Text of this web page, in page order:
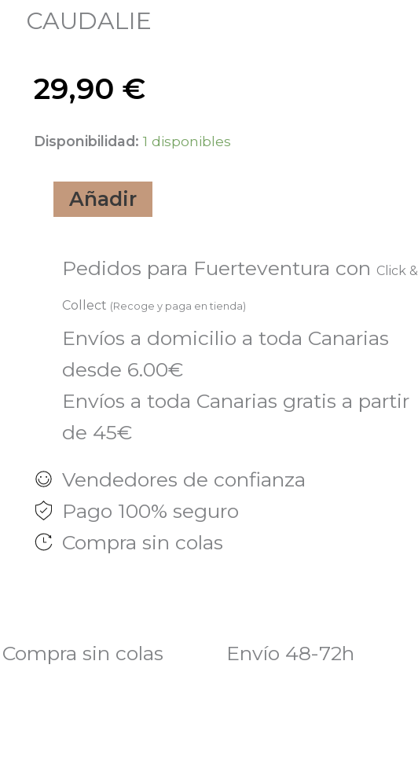
CAUDALIE
29,90 €
Disponibilidad: 1 disponibles
VINOSCULPT
CORPORAL
250ML
CAUDALIE
cantidad
Añadir
Pedidos para Fuerteventura con Click &
Collect (Recoge y paga en tienda)
Envíos a domicilio a toda Canarias
desde 6.00€
Envíos a toda Canarias gratis a partir
de 45€
Vendedores de confianza
Pago 100% seguro
Compra sin colas
Compra sin colas Envío 48-72h